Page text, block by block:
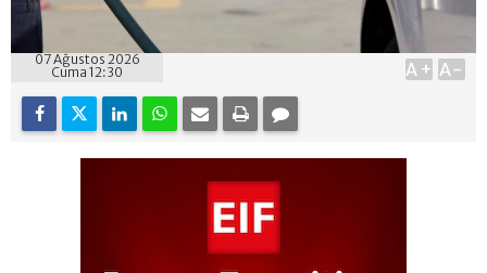
07 Ağustos 2026
Cuma 12:30
A+ A-